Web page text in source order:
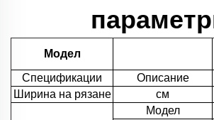
Модел
Спецификации
Описание
Ширина на рязане
см
Модел